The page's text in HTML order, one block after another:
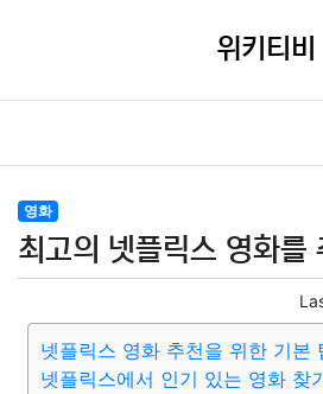
위키티비
영화
최고의 넷플릭스 영화를
넷플릭스 영화 추천을 위한 기본
넷플릭스에서 인기 있는 영화 찾